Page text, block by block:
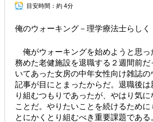
目安時間： 約 4分
俺のウォーキング－理学療法士らしく
俺がウォーキングを始めようと思っ
務めた老健施設を退職する２週間前だ
いてあった女房の中年女性向け雑誌
記事が目にとまったからだ。退職後は
り組むつもりであったが、やはり気
ことだ。やりたいことを続けるために
とにかくとり組むべき重要課題である